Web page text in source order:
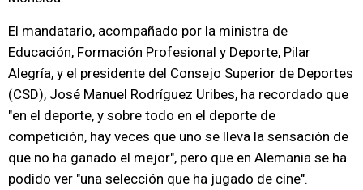
El mandatario, acompañado por la ministra de
Educación, Formación Profesional y Deporte, Pilar
Alegría, y el presidente del Consejo Superior de Deportes
(CSD), José Manuel Rodríguez Uribes, ha recordado que
"en el deporte, y sobre todo en el deporte de
competición, hay veces que uno se lleva la sensación de
que no ha ganado el mejor", pero que en Alemania se ha
podido ver "una selección que ha jugado de cine".